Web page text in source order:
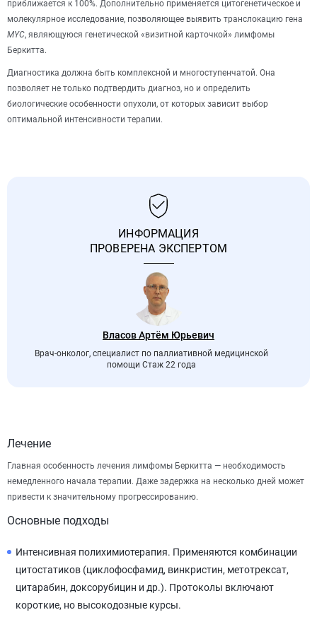
приближается к 100%. Дополнительно применяется цитогенетическое и
молекулярное исследование, позволяющее выявить транслокацию гена
MYC, являющуюся генетической «визитной карточкой» лимфомы
Беркитта.
Диагностика должна быть комплексной и многоступенчатой. Она
позволяет не только подтвердить диагноз, но и определить
биологические особенности опухоли, от которых зависит выбор
оптимальной интенсивности терапии.
ИНФОРМАЦИЯ
ПРОВЕРЕНА ЭКСПЕРТОМ
Власов Артём Юрьевич
Врач-онколог, специалист по паллиативной медицинской
помощи Стаж 22 года
Лечение
Главная особенность лечения лимфомы Беркитта — необходимость
немедленного начала терапии. Даже задержка на несколько дней может
привести к значительному прогрессированию.
Основные подходы
Интенсивная полихимиотерапия. Применяются комбинации
цитостатиков (циклофосфамид, винкристин, метотрексат,
цитарабин, доксорубицин и др.). Протоколы включают
короткие, но высокодозные курсы.